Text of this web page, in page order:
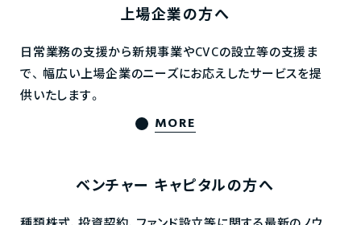
上場企業の方へ
日常業務の支援から新規事業やCVCの設立等の支援ま
で、 幅広い上場企業のニーズにお応えしたサービスを提
供いたします。
MORE
ベンチャー キャピタルの方へ